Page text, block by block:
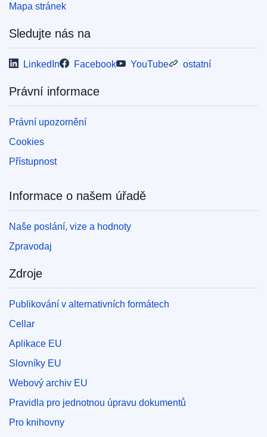
Mapa stránek
Sledujte nás na
LinkedIn Facebook YouTube ostatní
Právní informace
Právní upozornění
Cookies
Přístupnost
Informace o našem úřadě
Naše poslání, vize a hodnoty
Zpravodaj
Zdroje
Publikování v alternativních formátech
Cellar
Aplikace EU
Slovníky EU
Webový archiv EU
Pravidla pro jednotnou úpravu dokumentů
Pro knihovny